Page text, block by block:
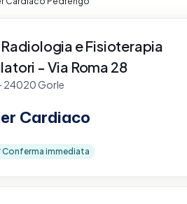
e Fisioterapia
- Via Roma 28
24020 Gorle
Cardiaco
Conferma immediata